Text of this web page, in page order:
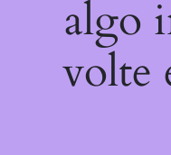
algo
volte